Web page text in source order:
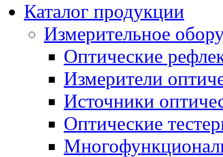
Каталог продукции
Измерительное
Оптические
Измерители
Источники
Оптические